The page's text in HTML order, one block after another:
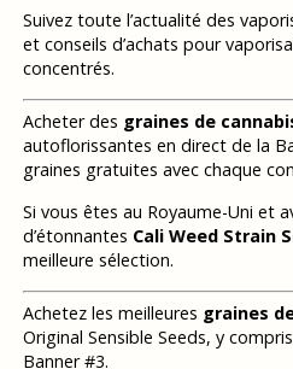
Suivez toute l’actualité des
et conseils d’achats pour
concentrés.
Acheter des graines de
autoflorissantes en direct de la
graines gratuites avec chaque
Si vous êtes au Royaume-Uni et
d’étonnantes Cali Weed Strain
meilleure sélection.
Achetez les meilleures graines
Original Sensible Seeds, y
Banner #3.